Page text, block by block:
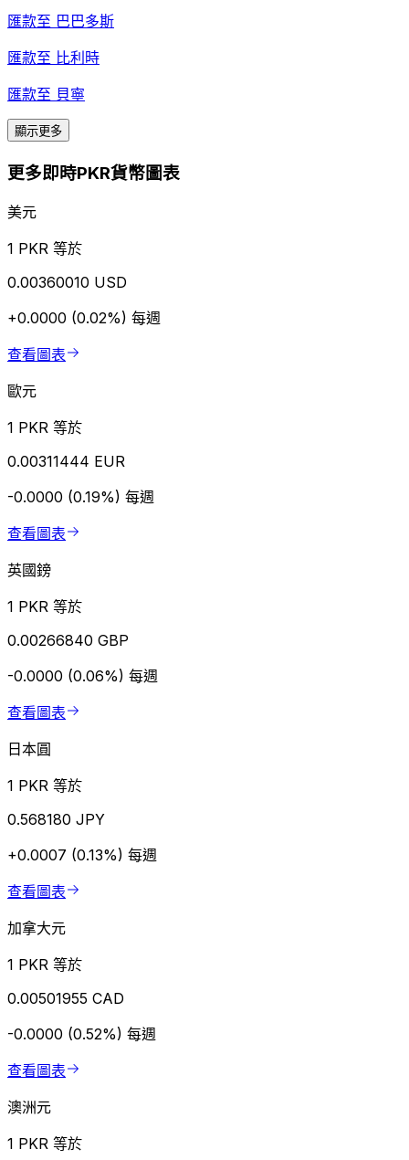
匯款至 巴巴多斯
匯款至 比利時
匯款至 貝寧
顯示更多
更多即時PKR貨幣圖表
美元
1 PKR 等於
0.00360010 USD
+0.0000 (0.02%) 每週
查看圖表
歐元
1 PKR 等於
0.00311444 EUR
-0.0000 (0.19%) 每週
查看圖表
英國鎊
1 PKR 等於
0.00266840 GBP
-0.0000 (0.06%) 每週
查看圖表
日本圓
1 PKR 等於
0.568180 JPY
+0.0007 (0.13%) 每週
查看圖表
加拿大元
1 PKR 等於
0.00501955 CAD
-0.0000 (0.52%) 每週
查看圖表
澳洲元
1 PKR 等於